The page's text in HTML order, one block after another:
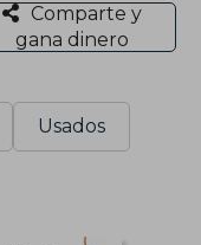
Comparte y
gana dinero
Usados